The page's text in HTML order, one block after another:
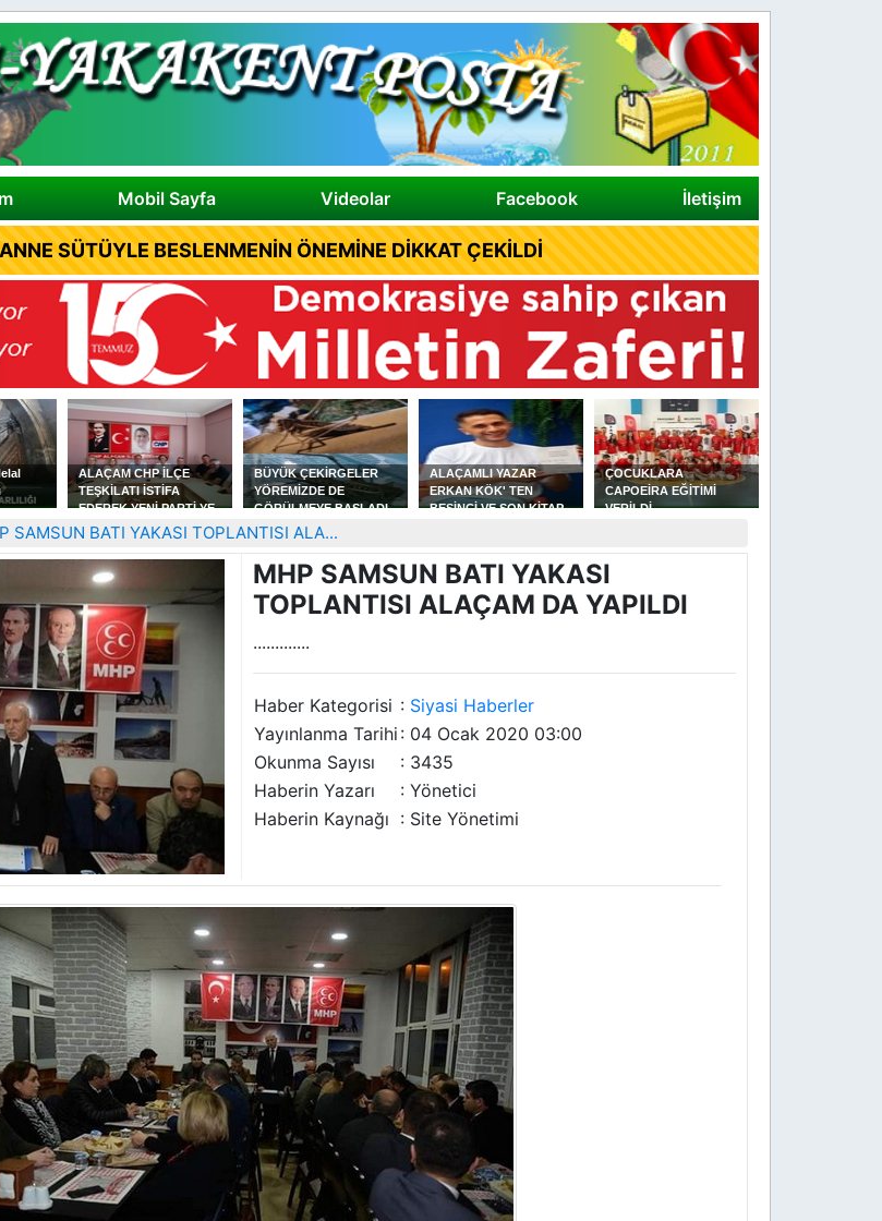
Mobil Sayfa Videolar Facebook İletişim
SÜTÜYLE BESLENMENİN ÖNEMİNE DİKKAT ÇEKİLDİ
YE
BÜYÜK ÇEKİRGELER
YÖREMİZDE DE
GÖRÜLMEYE BAŞLADI
ALAÇAMLI YAZAR
ERKAN KÖK' TEN
BEŞİNCİ VE SON KİTAP
AŞKIN OTOPSİ RAPORU
ÇOCUKLARA
CAPOEİRA EĞİTİMİ
VERİLDİ
DİKMEN YAĞLI
GÜREŞLERİNDE
YAKAKENT'Lİ
SAMSUN BATI YAKASI TOPLANTISI ALA...
MHP SAMSUN BATI YAKASI
TOPLANTISI ALAÇAM DA YAPILDI
.............
Haber Kategorisi : Siyasi Haberler
Yayınlanma Tarihi : 04 Ocak 2020 03:00
Okunma Sayısı
: 3435
Haberin Yazarı
: Yönetici
Haberin Kaynağı : Site Yönetimi